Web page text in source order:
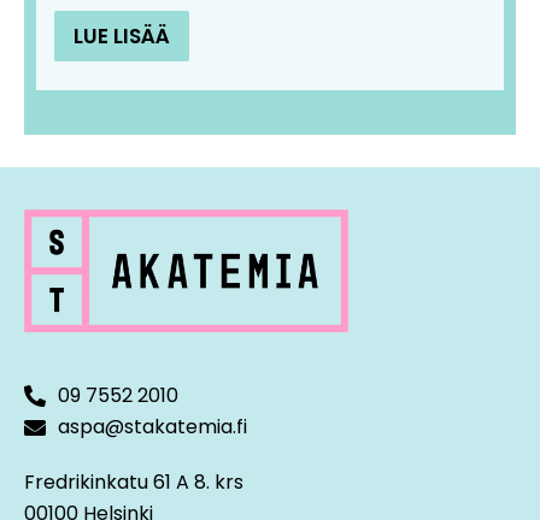
LUE LISÄÄ
09 7552 2010
aspa@stakatemia.fi
Fredrikinkatu 61 A 8. krs
00100 Helsinki